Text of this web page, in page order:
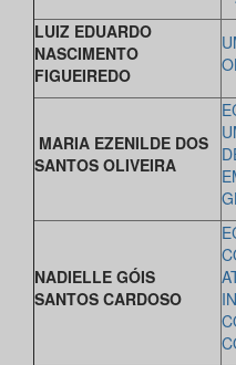
LUIZ EDUARDO
NASCIMENTO
FIGUEIREDO
MARIA EZENILDE DOS
SANTOS OLIVEIRA
NADIELLE GÓIS
SANTOS CARDOSO